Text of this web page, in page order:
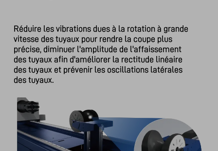
Réduire les vibrations dues à la rotation à grande
vitesse des tuyaux pour rendre la coupe plus
précise, diminuer l'amplitude de l'affaissement
des tuyaux afin d'améliorer la rectitude linéaire
des tuyaux et prévenir les oscillations latérales
des tuyaux.